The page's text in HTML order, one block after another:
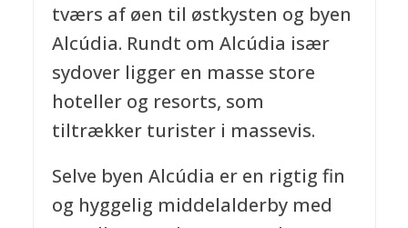
tværs af øen til østkysten og byen
Alcúdia. Rundt om Alcúdia især
sydover ligger en masse store
hoteller og resorts, som
tiltrækker turister i massevis.
Selve byen Alcúdia er en rigtig fin
og hyggelig middelalderby med